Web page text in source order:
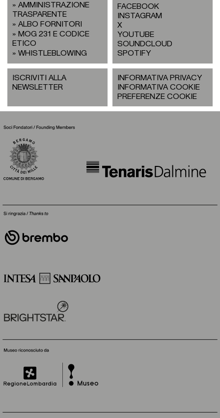
AMMINISTRAZIONE
TRASPARENTE
ALBO FORNITORI
MOG 231 E CODICE
ETICO
WHISTLEBLOWING
FACEBOOK
INSTAGRAM
X
YOUTUBE
SOUNDCLOUD
SPOTIFY
ISCRIVITI ALLA
NEWSLETTER
INFORMATIVA PRIVACY
INFORMATIVA COOKIE
PREFERENZE COOKIE